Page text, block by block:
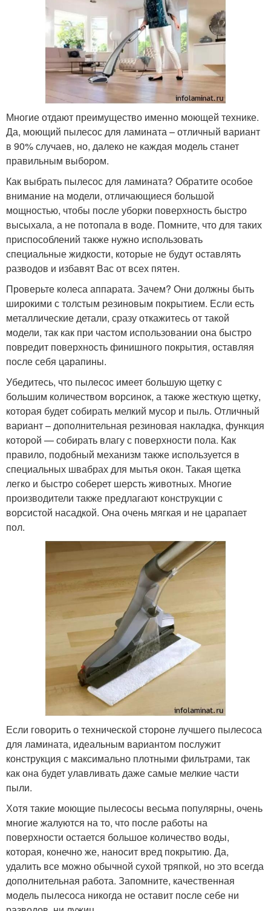
Многие отдают преимущество именно моющей технике.
Да, моющий пылесос для ламината – отличный вариант
в 90% случаев, но, далеко не каждая модель станет
правильным выбором.
Как выбрать пылесос для ламината? Обратите особое
внимание на модели, отличающиеся большой
мощностью, чтобы после уборки поверхность быстро
высыхала, а не потопала в воде. Помните, что для таких
приспособлений также нужно использовать
специальные жидкости, которые не будут оставлять
разводов и избавят Вас от всех пятен.
Проверьте колеса аппарата. Зачем? Они должны быть
широкими с толстым резиновым покрытием. Если есть
металлические детали, сразу откажитесь от такой
модели, так как при частом использовании она быстро
повредит поверхность финишного покрытия, оставляя
после себя царапины.
Убедитесь, что пылесос имеет большую щетку с
большим количеством ворсинок, а также жесткую щетку,
которая будет собирать мелкий мусор и пыль. Отличный
вариант – дополнительная резиновая накладка, функция
которой — собирать влагу с поверхности пола. Как
правило, подобный механизм также используется в
специальных швабрах для мытья окон. Такая щетка
легко и быстро соберет шерсть животных. Многие
производители также предлагают конструкции с
ворсистой насадкой. Она очень мягкая и не царапает
пол.
Если говорить о технической стороне лучшего пылесоса
для ламината, идеальным вариантом послужит
конструкция с максимально плотными фильтрами, так
как она будет улавливать даже самые мелкие части
пыли.
Хотя такие моющие пылесосы весьма популярны, очень
многие жалуются на то, что после работы на
поверхности остается большое количество воды,
которая, конечно же, наносит вред покрытию. Да,
удалить все можно обычной сухой тряпкой, но это всегда
дополнительная работа. Запомните, качественная
модель пылесоса никогда не оставит после себе ни